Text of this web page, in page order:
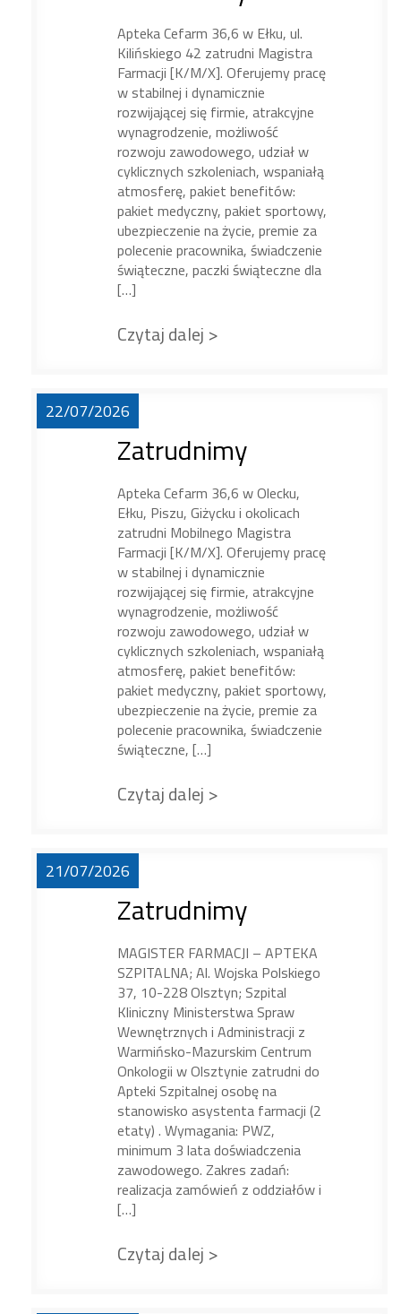
Apteka Cefarm 36,6 w Ełku, ul.
Kilińskiego 42 zatrudni Magistra
Farmacji [K/M/X]. Oferujemy pracę
w stabilnej i dynamicznie
rozwijającej się firmie, atrakcyjne
wynagrodzenie, możliwość
rozwoju zawodowego, udział w
cyklicznych szkoleniach, wspaniałą
atmosferę, pakiet benefitów:
pakiet medyczny, pakiet sportowy,
ubezpieczenie na życie, premie za
polecenie pracownika, świadczenie
świąteczne, paczki świąteczne dla
[…]
Czytaj dalej >
22/07/2026
Zatrudnimy
Apteka Cefarm 36,6 w Olecku,
Ełku, Piszu, Giżycku i okolicach
zatrudni Mobilnego Magistra
Farmacji [K/M/X]. Oferujemy pracę
w stabilnej i dynamicznie
rozwijającej się firmie, atrakcyjne
wynagrodzenie, możliwość
rozwoju zawodowego, udział w
cyklicznych szkoleniach, wspaniałą
atmosferę, pakiet benefitów:
pakiet medyczny, pakiet sportowy,
ubezpieczenie na życie, premie za
polecenie pracownika, świadczenie
świąteczne, […]
Czytaj dalej >
21/07/2026
Zatrudnimy
MAGISTER FARMACJI – APTEKA
SZPITALNA; Al. Wojska Polskiego
37, 10-228 Olsztyn; Szpital
Kliniczny Ministerstwa Spraw
Wewnętrznych i Administracji z
Warmińsko-Mazurskim Centrum
Onkologii w Olsztynie zatrudni do
Apteki Szpitalnej osobę na
stanowisko asystenta farmacji (2
etaty) . Wymagania: PWZ,
minimum 3 lata doświadczenia
zawodowego. Zakres zadań:
realizacja zamówień z oddziałów i
[…]
Czytaj dalej >